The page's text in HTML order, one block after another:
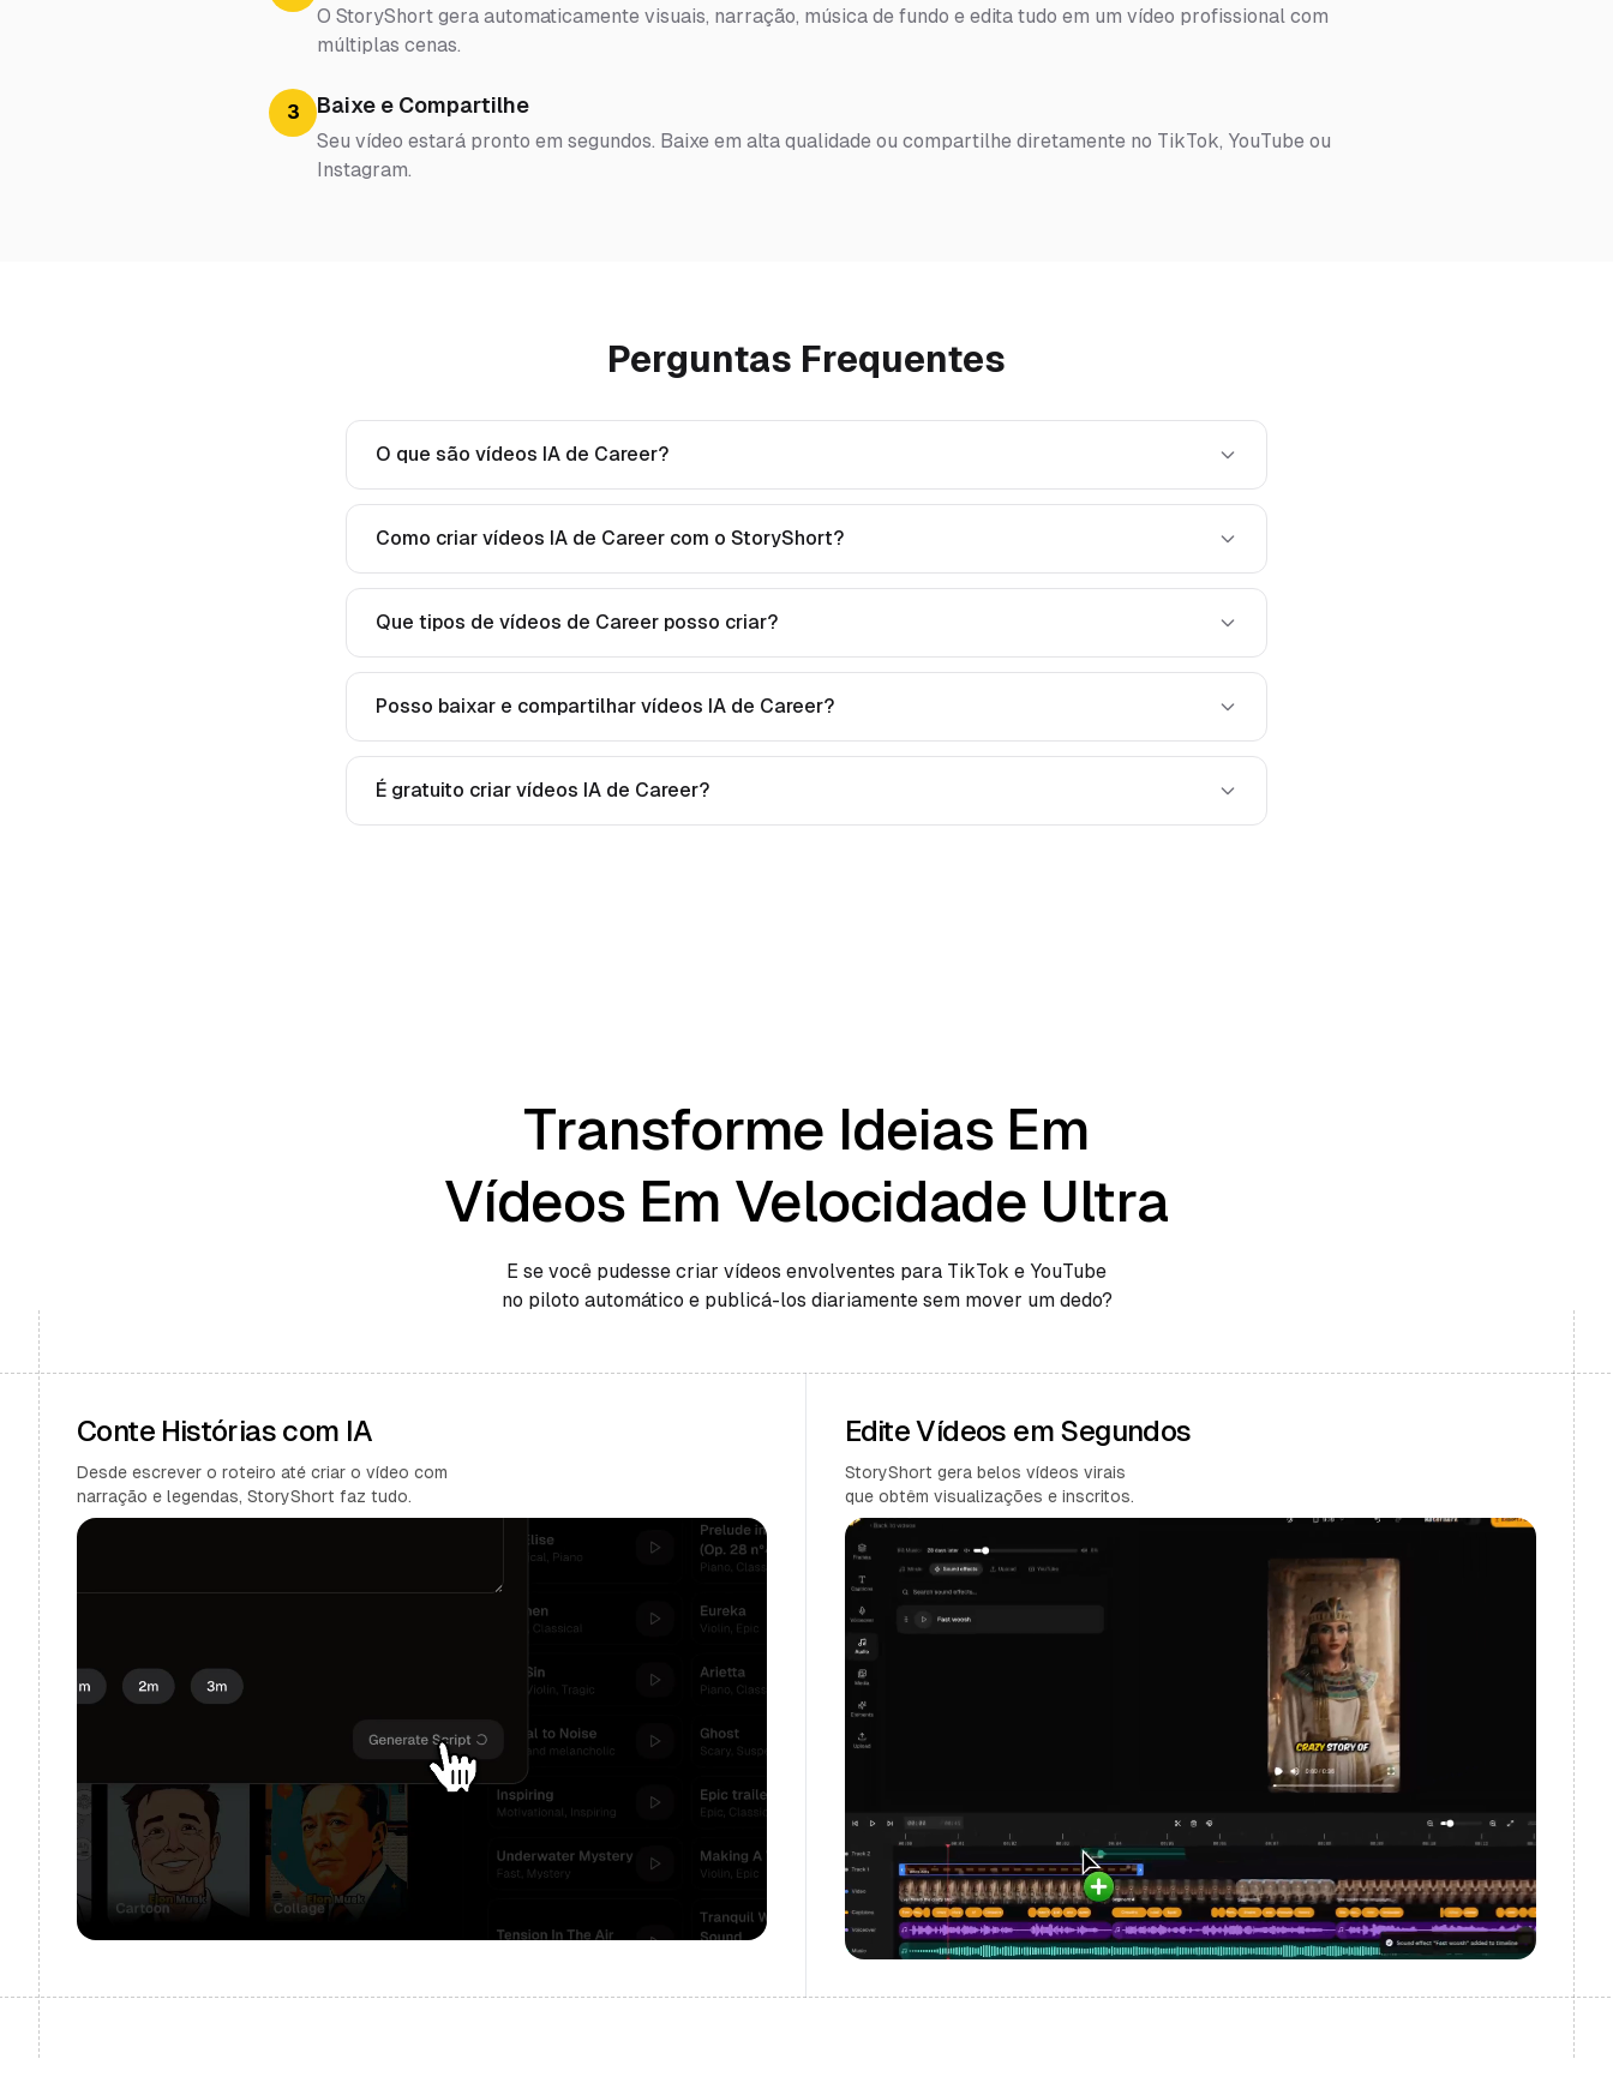
O StoryShort gera automaticamente visuais, narração, música de fundo e edita tudo em um vídeo profissional com
múltiplas cenas.
3 Baixe e Compartilhe
Seu vídeo estará pronto em segundos. Baixe em alta qualidade ou compartilhe diretamente no TikTok, YouTube ou
Instagram.
Perguntas Frequentes
O que são vídeos IA de Career?
Como criar vídeos IA de Career com o StoryShort?
Que tipos de vídeos de Career posso criar?
Posso baixar e compartilhar vídeos IA de Career?
É gratuito criar vídeos IA de Career?
Transforme Ideias Em
Vídeos Em Velocidade Ultra
E se você pudesse criar vídeos envolventes para TikTok e YouTube
no piloto automático e publicá-los diariamente sem mover um dedo?
Conte Histórias com IA
Desde escrever o roteiro até criar o vídeo com
narração e legendas, StoryShort faz tudo.
Edite Vídeos em Segundos
StoryShort gera belos vídeos virais
que obtêm visualizações e inscritos.